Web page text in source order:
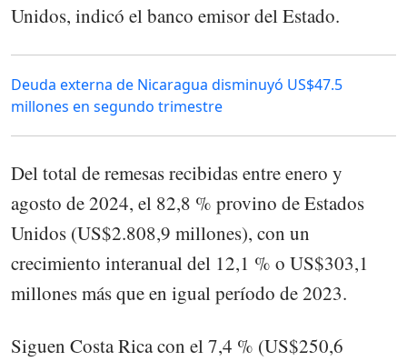
Unidos, indicó el banco emisor del Estado.
Deuda externa de Nicaragua disminuyó US$47.5
millones en segundo trimestre
Del total de remesas recibidas entre enero y
agosto de 2024, el 82,8 % provino de Estados
Unidos (US$2.808,9 millones), con un
crecimiento interanual del 12,1 % o US$303,1
millones más que en igual período de 2023.
Siguen Costa Rica con el 7,4 % (US$250,6